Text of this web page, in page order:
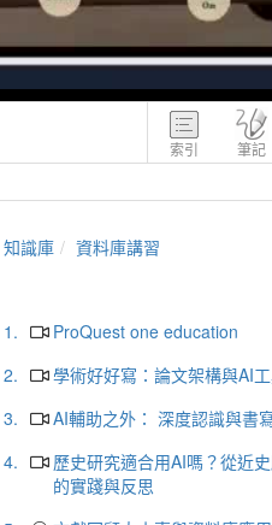
索引 筆記
知識庫 資料庫講習
1.
ProQuest one education
2.
學術好好寫：論文架構與AI
3.
AI輔助之外： 深度認識與書
4.
歷史研究適合用AI嗎？從近
的實踐與反思